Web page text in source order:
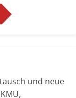
und neue